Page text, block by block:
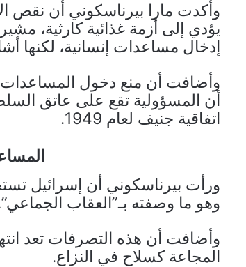
وأكدت مارا بيرناسكوني أن نقص
يؤدي إلى أزمة غذائية كارثية،
إدخال مساعدات إنسانية، لكنها
وأضافت أن منع دخول المساعدات
أن المسؤولية تقع على عاتق
اتفاقية جنيف لعام 1949.
ورأت بيرناسكوني أن إسرائيل
وهو ما وصفته بـ”العقاب
وأضافت أن هذه التصرفات تعد
المجاعة كسلاح في النزاع.